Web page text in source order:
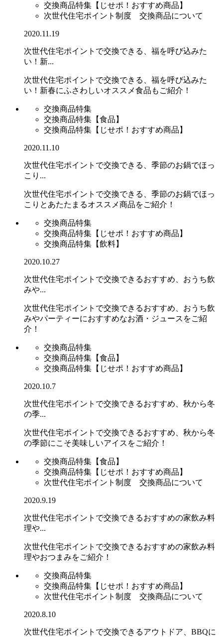
交換商品特集【じせポ！おすすめ商品】
次世代住宅ポイント制度 交換商品について
2020.11.19
次世代住宅ポイントで交換できる、福を呼び込みた
い！新...
次世代住宅ポイントで交換できる、福を呼び込みた
い！新春にふさわしいオススメ食品もご紹介！
交換商品特集
交換商品特集【食品】
交換商品特集【じせポ！おすすめ商品】
2020.11.10
次世代住宅ポイントで交換できる、季節のお鍋でほっ
こり...
次世代住宅ポイントで交換できる、季節のお鍋でほっ
こりとあたたまるオススメ商品をご紹介！
交換商品特集
交換商品特集【じせポ！おすすめ商品】
交換商品特集【飲料】
2020.10.27
次世代住宅ポイントで交換できるおすすめ、おうち飲
みや...
次世代住宅ポイントで交換できるおすすめ、おうち飲
みやパーティーにおすすめなお酒・ジュースをご紹
介！
交換商品特集
交換商品特集【食品】
交換商品特集【じせポ！おすすめ商品】
2020.10.7
次世代住宅ポイントで交換できるおすすめ、秋から冬
の季...
次世代住宅ポイントで交換できるおすすめ、秋から冬
の季節にこそ美味しいアイスをご紹介！
交換商品特集【食品】
交換商品特集【じせポ！おすすめ商品】
次世代住宅ポイント制度 交換商品について
2020.9.19
次世代住宅ポイントで交換できるおすすめの家飲み料
理や...
次世代住宅ポイントで交換できるおすすめの家飲み料
理やおつまみをご紹介！
交換商品特集
交換商品特集【じせポ！おすすめ商品】
次世代住宅ポイント制度 交換商品について
2020.8.10
次世代住宅ポイントで交換できるアウトドア、BBQに